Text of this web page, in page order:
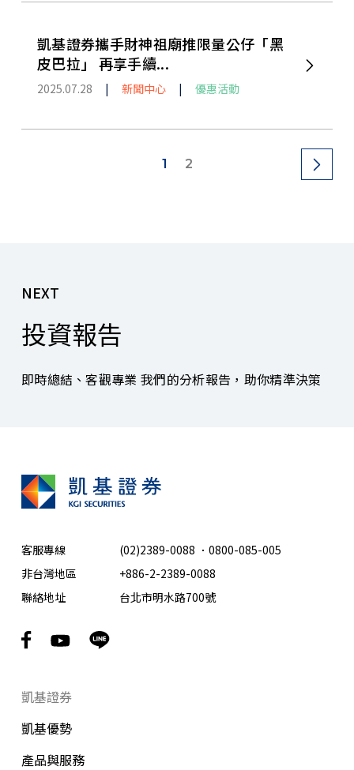
凱基證券攜手財神祖廟推限量公仔「黑
皮巴拉」 再享手續...
2025.07.28 | 新聞中心 | 優惠活動
1 2
NEXT
投資報告
即時總結、客觀專業 我們的分析報告，助你精準決策
客服專線 (02)2389-0088 ． 0800-085-005
非台灣地區
+886-2-2389-0088
聯絡地址
台北市明水路700號
凱基證券
凱基優勢
產品與服務